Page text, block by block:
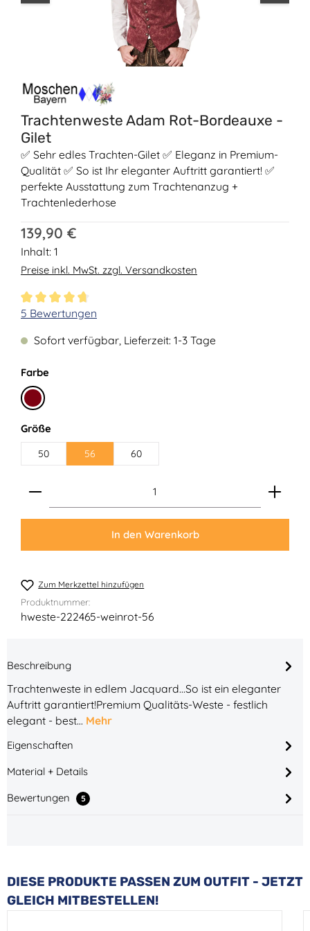
Trachtenweste Adam Rot-Bordeauxe -
Gilet
✅ Sehr edles Trachten-Gilet ✅ Eleganz in Premium-
Qualität ✅ So ist Ihr eleganter Auftritt garantiert! ✅
perfekte Ausstattung zum Trachtenanzug +
Trachtenlederhose
Regulärer Preis:
139,90 €
Inhalt: 1
Preise inkl. MwSt. zzgl. Versandkosten
Durchschnittliche Bewertung von 4.8 von 5 Sternen
5 Bewertungen
Sofort verfügbar, Lieferzeit: 1-3 Tage
Farbeauswählen
Bordeaux
Größeauswählen
50 56 60
Produkt Anzahl: Gib den gewünschten Wert ein
In den Warenkorb
Zum Merkzettel hinzufügen
Produktnummer:
hweste-222465-weinrot-56
Beschreibung
Trachtenweste in edlem Jacquard...So ist ein eleganter
Auftritt garantiert!Premium Qualitäts-Weste - festlich
elegant - best… Mehr
Eigenschaften
Material + Details
Bewertungen
5
Produktgalerie überspringen
DIESE PRODUKTE PASSEN ZUM OUTFIT - JETZT
GLEICH MITBESTELLEN!